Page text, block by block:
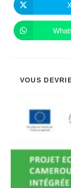
une
VOUS